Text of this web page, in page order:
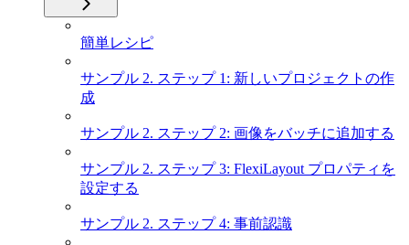
簡単レシピ
サンプル 2. ステップ 1: 新しいプロジェクトの作
成
サンプル 2. ステップ 2: 画像をバッチに追加する
サンプル 2. ステップ 3: FlexiLayout プロパティを
設定する
サンプル 2. ステップ 4: 事前認識